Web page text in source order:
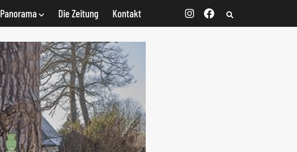
Panorama Die Zeitung Kontakt